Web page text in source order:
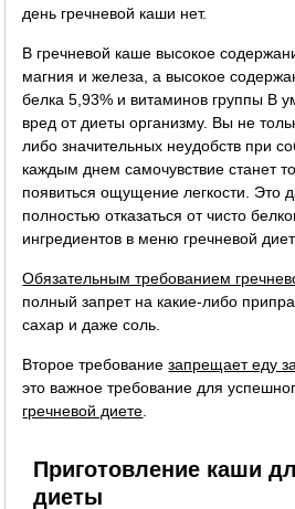
день гречневой каши нет.
В гречневой каше высокое
магния и железа, а высокое
белка 5,93% и витаминов группы B
вред от диеты организму. Вы не
либо значительных неудобств при
каждым днем самочувствие станет
появиться ощущение легкости. Это
полностью отказаться от чисто
ингредиентов в меню гречневой
Обязательным требованием
полный запрет на какие-либо
сахар и даже соль.
Второе требованиезапрещает еду
это важное требование для
гречневой диете
Приготовление каши
диеты